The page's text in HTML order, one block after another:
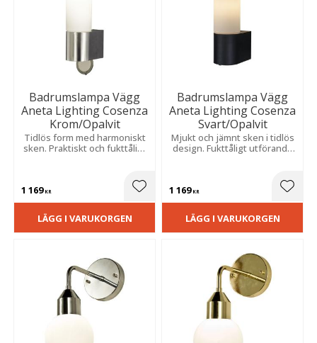
Badrumslampa Vägg
Aneta Lighting Cosenza
Krom/Opalvit
Tidlös form med harmoniskt
sken. Praktiskt och fukttåligt
1 169KR Lägg till i favoriter
LÄGG I VARUKORGEN
Badrumslampa Vägg
Aneta Lighting Cosenza
Svart/Opalvit
Mjukt och jämnt sken i tidlös
design. Fukttåligt utförande
1 169KR
LÄGG I VARUKORGEN